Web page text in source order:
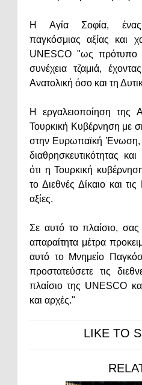
Η Αγία Σοφία, ένας
παγκόσμιας αξίας και
UNESCO "ως πρότυπο
συνέχεια τζαμιά,
Ανατολική όσο και τη
Η εργαλειοποίηση της
Τουρκική Κυβέρνηση με
στην Ευρωπαϊκή Ένωση,
διαθρησκευτικότητας
ότι η Τουρκική
το Διεθνές Δίκαιο και
αξίες.
Σε αυτό το πλαίσιο,
απαραίτητα μέτρα
αυτό το Μνημείο
προστατεύσετε τις
πλαίσιο της UNESCO
και αρχές."
LIKE TO